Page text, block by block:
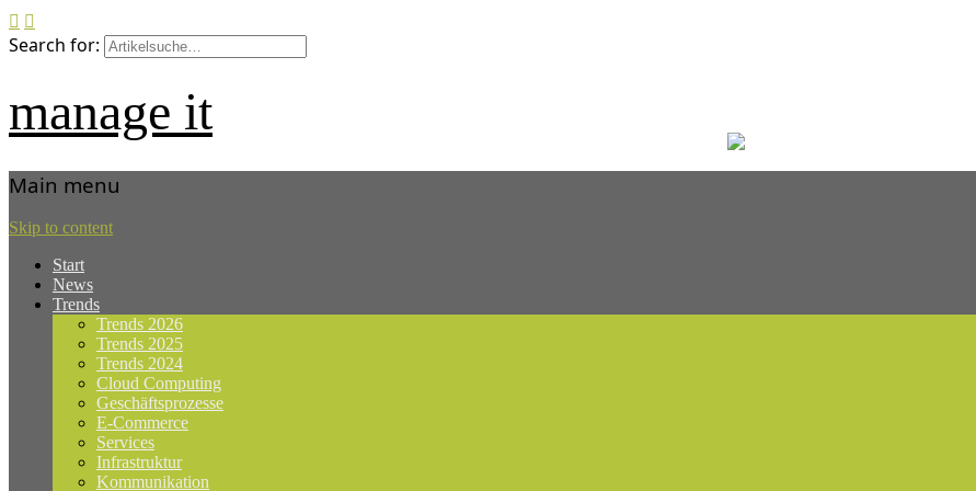
Search for:
manage it
Main menu
Skip to content
Start
News
Trends
Trends 2026
Trends 2025
Trends 2024
Cloud Computing
Geschäftsprozesse
E-Commerce
Services
Infrastruktur
Kommunikation